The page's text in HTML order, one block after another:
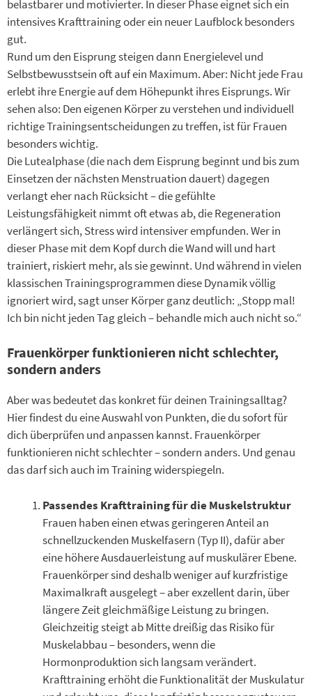
belastbarer und motivierter. In dieser Phase eignet sich ein
intensives Krafttraining oder ein neuer Laufblock besonders
gut.
Rund um den Eisprung steigen dann Energielevel und
Selbstbewusstsein oft auf ein Maximum. Aber: Nicht jede Frau
erlebt ihre Energie auf dem Höhepunkt ihres Eisprungs. Wir
sehen also: Den eigenen Körper zu verstehen und individuell
richtige Trainingsentscheidungen zu treffen, ist für Frauen
besonders wichtig.
Die Lutealphase (die nach dem Eisprung beginnt und bis zum
Einsetzen der nächsten Menstruation dauert) dagegen
verlangt eher nach Rücksicht – die gefühlte
Leistungsfähigkeit nimmt oft etwas ab, die Regeneration
verlängert sich, Stress wird intensiver empfunden. Wer in
dieser Phase mit dem Kopf durch die Wand will und hart
trainiert, riskiert mehr, als sie gewinnt. Und während in vielen
klassischen Trainingsprogrammen diese Dynamik völlig
ignoriert wird, sagt unser Körper ganz deutlich: „Stopp mal!
Ich bin nicht jeden Tag gleich – behandle mich auch nicht so.“
Frauenkörper funktionieren nicht schlechter,
sondern anders
Aber was bedeutet das konkret für deinen Trainingsalltag?
Hier findest du eine Auswahl von Punkten, die du sofort für
dich überprüfen und anpassen kannst. Frauenkörper
funktionieren nicht schlechter – sondern anders. Und genau
das darf sich auch im Training widerspiegeln.
Passendes Krafttraining für die Muskelstruktur
Frauen haben einen etwas geringeren Anteil an
schnellzuckenden Muskelfasern (Typ II), dafür aber
eine höhere Ausdauerleistung auf muskulärer Ebene.
Frauenkörper sind deshalb weniger auf kurzfristige
Maximalkraft ausgelegt – aber exzellent darin, über
längere Zeit gleichmäßige Leistung zu bringen.
Gleichzeitig steigt ab Mitte dreißig das Risiko für
Muskelabbau – besonders, wenn die
Hormonproduktion sich langsam verändert.
Krafttraining erhöht die Funktionalität der Muskulatur